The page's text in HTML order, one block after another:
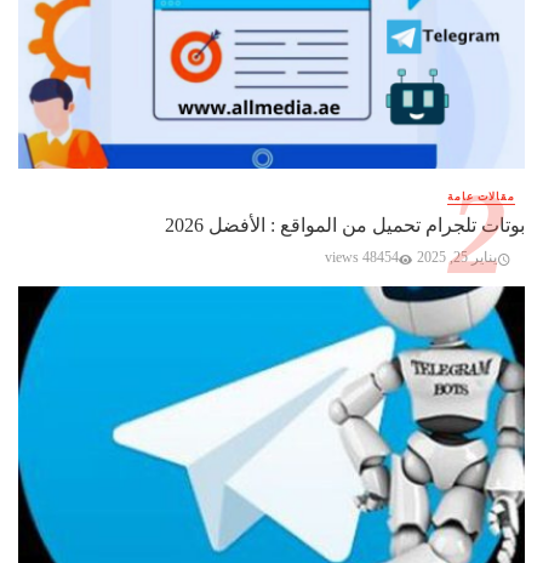
مقالات عامة
بوتات تلجرام تحميل من المواقع : الأفضل 2026
يناير 25, 2025 48454 views